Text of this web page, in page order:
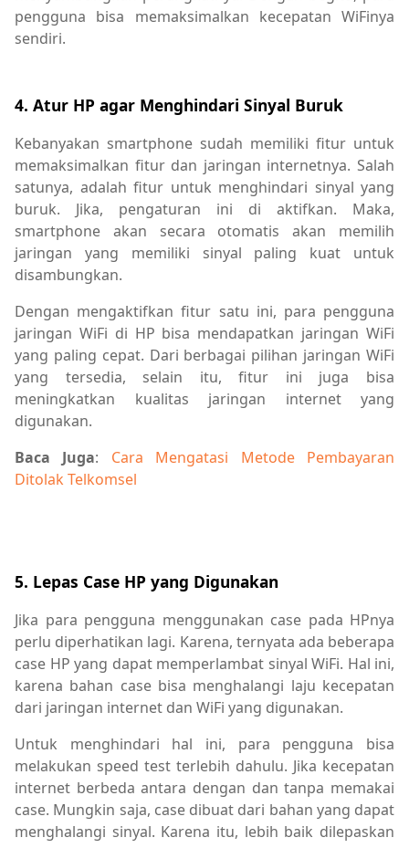
pengguna bisa memaksimalkan kecepatan WiFinya
sendiri.
4. Atur HP agar Menghindari Sinyal Buruk
Kebanyakan smartphone sudah memiliki fitur untuk
memaksimalkan fitur dan jaringan internetnya. Salah
satunya, adalah fitur untuk menghindari sinyal yang
buruk. Jika, pengaturan ini di aktifkan. Maka,
smartphone akan secara otomatis akan memilih
jaringan yang memiliki sinyal paling kuat untuk
disambungkan.
Dengan mengaktifkan fitur satu ini, para pengguna
jaringan WiFi di HP bisa mendapatkan jaringan WiFi
yang paling cepat. Dari berbagai pilihan jaringan WiFi
yang tersedia, selain itu, fitur ini juga bisa
meningkatkan kualitas jaringan internet yang
digunakan.
Baca Juga: Cara Mengatasi Metode Pembayaran
Ditolak Telkomsel
5. Lepas Case HP yang Digunakan
Jika para pengguna menggunakan case pada HPnya
perlu diperhatikan lagi. Karena, ternyata ada beberapa
case HP yang dapat memperlambat sinyal WiFi. Hal ini,
karena bahan case bisa menghalangi laju kecepatan
dari jaringan internet dan WiFi yang digunakan.
Untuk menghindari hal ini, para pengguna bisa
melakukan speed test terlebih dahulu. Jika kecepatan
internet berbeda antara dengan dan tanpa memakai
case. Mungkin saja, case dibuat dari bahan yang dapat
menghalangi sinyal. Karena itu, lebih baik dilepaskan